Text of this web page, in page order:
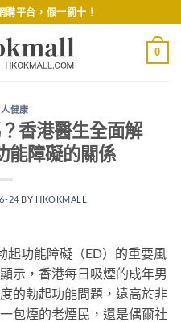
購平台，假一罰十！
0
健康
香港醫生全面解
能障礙的關係
24 BY HKOKMALL
功能障礙（ED）的重要風
示，香港每日吸煙的成年男
的勃起功能問題，遠高於非
包煙的老煙民，還是偶爾社